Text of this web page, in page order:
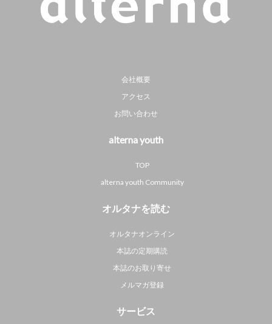
会社概要
アクセス
お問い合わせ
alterna youth
TOP
alterna youth Community
オルタナを読む
オルタナオンライン
本誌の定期購読
本誌のお取り寄せ
メルマガ登録
サービス